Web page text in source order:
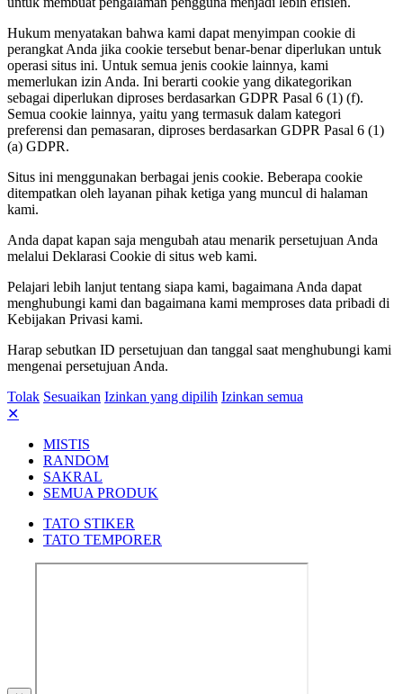
Hukum menyatakan bahwa kami dapat menyimpan cookie di
perangkat Anda jika cookie tersebut benar-benar diperlukan untuk
operasi situs ini. Untuk semua jenis cookie lainnya, kami
memerlukan izin Anda. Ini berarti cookie yang dikategorikan
sebagai diperlukan diproses berdasarkan GDPR Pasal 6 (1) (f).
Semua cookie lainnya, yaitu yang termasuk dalam kategori
preferensi dan pemasaran, diproses berdasarkan GDPR Pasal 6 (1)
(a) GDPR.
Situs ini menggunakan berbagai jenis cookie. Beberapa cookie
ditempatkan oleh layanan pihak ketiga yang muncul di halaman
kami.
Anda dapat kapan saja mengubah atau menarik persetujuan Anda
melalui Deklarasi Cookie di situs web kami.
Pelajari lebih lanjut tentang siapa kami, bagaimana Anda dapat
menghubungi kami dan bagaimana kami memproses data pribadi di
Kebijakan Privasi kami.
Harap sebutkan ID persetujuan dan tanggal saat menghubungi kami
mengenai persetujuan Anda.
Tolak Sesuaikan Izinkan yang dipilih Izinkan semua
✕
MISTIS
RANDOM
SAKRAL
SEMUA PRODUK
TATO STIKER
TATO TEMPORER